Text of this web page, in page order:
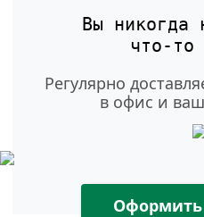
Вы никогда
что-то
Регулярно
в офис и
Оформить